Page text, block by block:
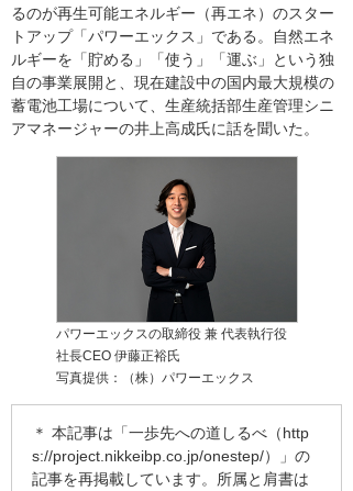
るのが再生可能エネルギー（再エネ）のスター
トアップ「パワーエックス」である。自然エネ
ルギーを「貯める」「使う」「運ぶ」という独
自の事業展開と、現在建設中の国内最大規模の
蓄電池工場について、生産統括部生産管理シニ
アマネージャーの井上高成氏に話を聞いた。
パワーエックスの取締役 兼 代表執行役
社長CEO 伊藤正裕氏
写真提供：（株）パワーエックス
＊ 本記事は「一歩先への道しるべ（http
s://project.nikkeibp.co.jp/onestep/）」の
記事を再掲載しています。所属と肩書は